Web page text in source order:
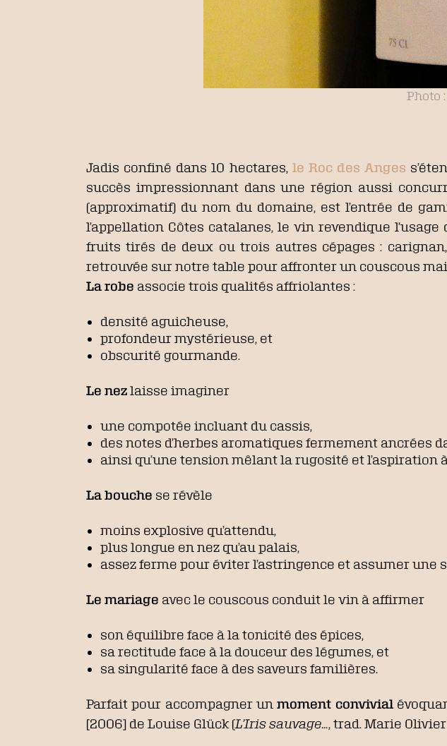
Photo
Jadis confiné dans 10 hectares, le Roc des Anges
succès impressionnant dans une région aussi
(approximatif) du nom du domaine, est l’entrée de
l’appellation Côtes catalanes, le vin revendique
fruits tirés de deux ou trois autres cépages :
retrouvée sur notre table pour affronter un couscous
La robe associe trois qualités affriolantes :
densité aguicheuse,
profondeur mystérieuse, et
obscurité gourmande.
Le nez laisse imaginer
une compotée incluant du cassis,
des notes d’herbes aromatiques fermement ancrées
ainsi qu’une tension mêlant la rugosité et l’aspiration
La bouche se révèle
moins explosive qu’attendu,
plus longue en nez qu’au palais,
assez ferme pour éviter l’astringence et assumer
Le mariage avec le couscous conduit le vin à affirmer
son équilibre face à la tonicité des épices,
sa rectitude face à la douceur des légumes, et
sa singularité face à des saveurs familières.
Parfait pour accompagner unmoment convivial
[2006] de Louise Glück (L’Iris sauvage…, trad. Marie Olivier